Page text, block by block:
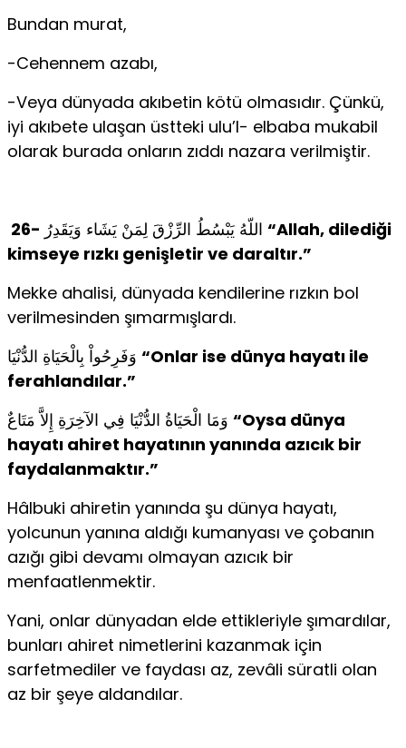
Bundan murat,
-Cehennem azabı,
-Veya dünyada akıbetin kötü olmasıdır. Çünkü,
iyi akıbete ulaşan üstteki ulu’l- elbaba mukabil
olarak burada onların zıddı nazara verilmiştir.
26-
“Allah, dilediği
kimseye rızkı genişletir ve daraltır.”
Mekke ahalisi, dünyada kendilerine rızkın bol
verilmesinden şımarmışlardı.
“Onlar ise dünya hayatı ile
ferahlandılar.”
“Oysa dünya
hayatı ahiret hayatının yanında azıcık bir
faydalanmaktır.”
Hâlbuki ahiretin yanında şu dünya hayatı,
yolcunun yanına aldığı kumanyası ve çobanın
azığı gibi devamı olmayan azıcık bir
menfaatlenmektir.
Yani, onlar dünyadan elde ettikleriyle şımardılar,
bunları ahiret nimetlerini kazanmak için
sarfetmediler ve faydası az, zevâli süratli olan
az bir şeye aldandılar.